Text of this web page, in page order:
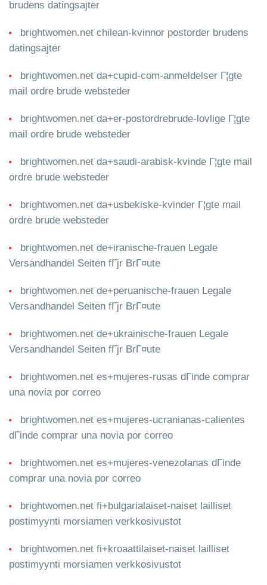
brudens datingsajter
brightwomen.net chilean-kvinnor postorder brudens
datingsajter
brightwomen.net da+cupid-com-anmeldelser Г¦gte
mail ordre brude websteder
brightwomen.net da+er-postordrebrude-lovlige Г¦gte
mail ordre brude websteder
brightwomen.net da+saudi-arabisk-kvinde Г¦gte mail
ordre brude websteder
brightwomen.net da+usbekiske-kvinder Г¦gte mail
ordre brude websteder
brightwomen.net de+iranische-frauen Legale
Versandhandel Seiten fГјr BrГ¤ute
brightwomen.net de+peruanische-frauen Legale
Versandhandel Seiten fГјr BrГ¤ute
brightwomen.net de+ukrainische-frauen Legale
Versandhandel Seiten fГјr BrГ¤ute
brightwomen.net es+mujeres-rusas dГіnde comprar
una novia por correo
brightwomen.net es+mujeres-ucranianas-calientes
dГіnde comprar una novia por correo
brightwomen.net es+mujeres-venezolanas dГіnde
comprar una novia por correo
brightwomen.net fi+bulgarialaiset-naiset lailliset
postimyynti morsiamen verkkosivustot
brightwomen.net fi+kroaattilaiset-naiset lailliset
postimyynti morsiamen verkkosivustot